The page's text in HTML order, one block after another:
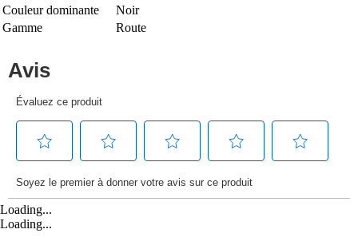
Couleur dominante
Noir
Gamme
Route
Loading...
Loading...